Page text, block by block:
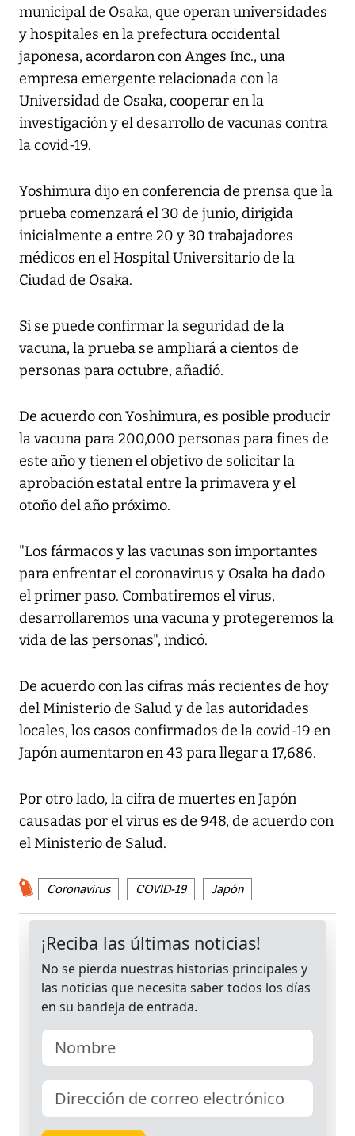
municipal de Osaka, que operan universidades
y hospitales en la prefectura occidental
japonesa, acordaron con Anges Inc., una
empresa emergente relacionada con la
Universidad de Osaka, cooperar en la
investigación y el desarrollo de vacunas contra
la covid-19.
Yoshimura dijo en conferencia de prensa que la
prueba comenzará el 30 de junio, dirigida
inicialmente a entre 20 y 30 trabajadores
médicos en el Hospital Universitario de la
Ciudad de Osaka.
Si se puede confirmar la seguridad de la
vacuna, la prueba se ampliará a cientos de
personas para octubre, añadió.
De acuerdo con Yoshimura, es posible producir
la vacuna para 200,000 personas para fines de
este año y tienen el objetivo de solicitar la
aprobación estatal entre la primavera y el
otoño del año próximo.
"Los fármacos y las vacunas son importantes
para enfrentar el coronavirus y Osaka ha dado
el primer paso. Combatiremos el virus,
desarrollaremos una vacuna y protegeremos la
vida de las personas", indicó.
De acuerdo con las cifras más recientes de hoy
del Ministerio de Salud y de las autoridades
locales, los casos confirmados de la covid-19 en
Japón aumentaron en 43 para llegar a 17,686.
Por otro lado, la cifra de muertes en Japón
causadas por el virus es de 948, de acuerdo con
el Ministerio de Salud.
Coronavirus COVID-19 Japón